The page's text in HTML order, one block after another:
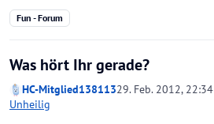
Fun - Forum
Was hört Ihr gerade?
HC-Mitglied13811329. Feb. 2012, 22:34
Unheilig